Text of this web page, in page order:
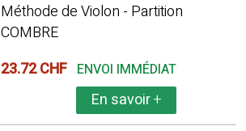
Méthode de Violon - Partition
COMBRE
23.72 CHF ENVOI IMMÉDIAT
En savoir+